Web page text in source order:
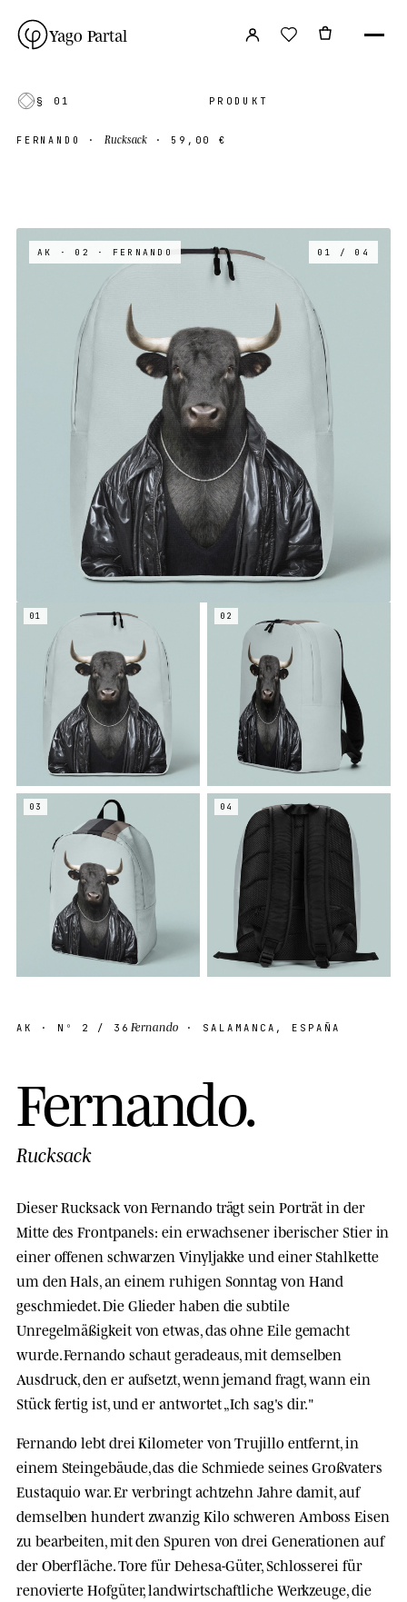
Yago Partal
§ 01 PRODUKT
FERNANDO · Rucksack· 59,00 €
AK · 02 · FERNANDO 01 / 04
01 02
03 04
AK · Nº 2 / 36 Fernando · SALAMANCA, ESPAÑA
Fernando.
Rucksack
Dieser Rucksack von Fernando trägt sein Porträt in der
Mitte des Frontpanels: ein erwachsener iberischer Stier in
einer offenen schwarzen Vinyljakke und einer Stahlkette
um den Hals, an einem ruhigen Sonntag von Hand
geschmiedet. Die Glieder haben die subtile
Unregelmäßigkeit von etwas, das ohne Eile gemacht
wurde. Fernando schaut geradeaus, mit demselben
Ausdruck, den er aufsetzt, wenn jemand fragt, wann ein
Stück fertig ist, und er antwortet „Ich sag's dir."
Fernando lebt drei Kilometer von Trujillo entfernt, in
einem Steingebäude, das die Schmiede seines Großvaters
Eustaquio war. Er verbringt achtzehn Jahre damit, auf
demselben hundert zwanzig Kilo schweren Amboss Eisen
zu bearbeiten, mit den Spuren von drei Generationen auf
der Oberfläche. Tore für Dehesa-Güter, Schlosserei für
renovierte Hofgüter, landwirtschaftliche Werkzeuge, die